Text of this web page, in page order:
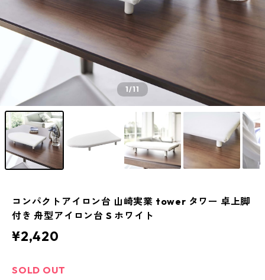
1/11
コンパクトアイロン台 山崎実業 tower タワー 卓上脚
付き 舟型アイロン台 S ホワイト
¥2,420
SOLD OUT